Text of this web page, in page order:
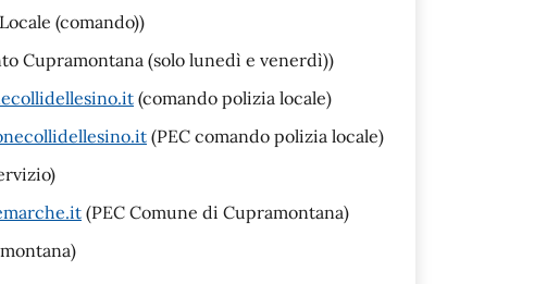
(comando))
Cupramontana (solo lunedì e venerdì))
(comando polizia locale)
(PEC comando polizia locale)
(PEC Comune di Cupramontana)